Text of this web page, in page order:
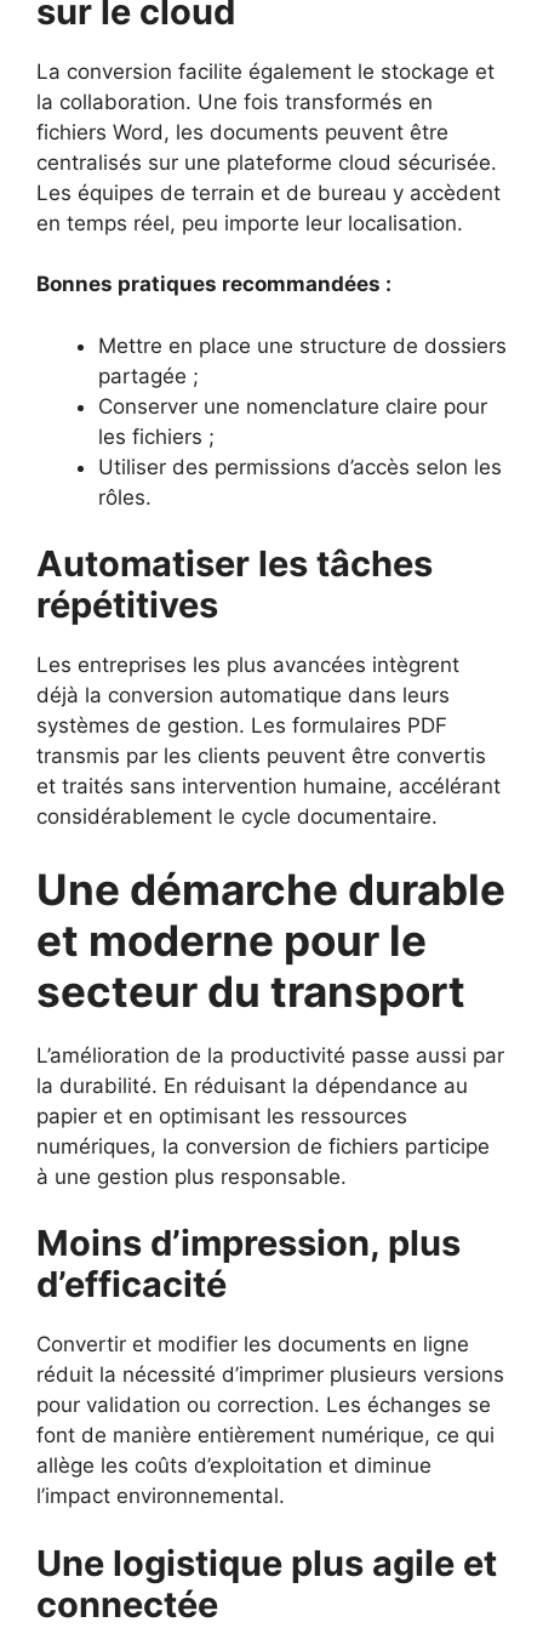
sur le cloud
La conversion facilite également le stockage et
la collaboration. Une fois transformés en
fichiers Word, les documents peuvent être
centralisés sur une plateforme cloud sécurisée.
Les équipes de terrain et de bureau y accèdent
en temps réel, peu importe leur localisation.
Bonnes pratiques recommandées :
Mettre en place une structure de dossiers
partagée ;
Conserver une nomenclature claire pour
les fichiers ;
Utiliser des permissions d’accès selon les
rôles.
Automatiser les tâches
répétitives
Les entreprises les plus avancées intègrent
déjà la conversion automatique dans leurs
systèmes de gestion. Les formulaires PDF
transmis par les clients peuvent être convertis
et traités sans intervention humaine, accélérant
considérablement le cycle documentaire.
Une démarche durable
et moderne pour le
secteur du transport
L’amélioration de la productivité passe aussi par
la durabilité. En réduisant la dépendance au
papier et en optimisant les ressources
numériques, la conversion de fichiers participe
à une gestion plus responsable.
Moins d’impression, plus
d’efficacité
Convertir et modifier les documents en ligne
réduit la nécessité d’imprimer plusieurs versions
pour validation ou correction. Les échanges se
font de manière entièrement numérique, ce qui
allège les coûts d’exploitation et diminue
l’impact environnemental.
Une logistique plus agile et
connectée